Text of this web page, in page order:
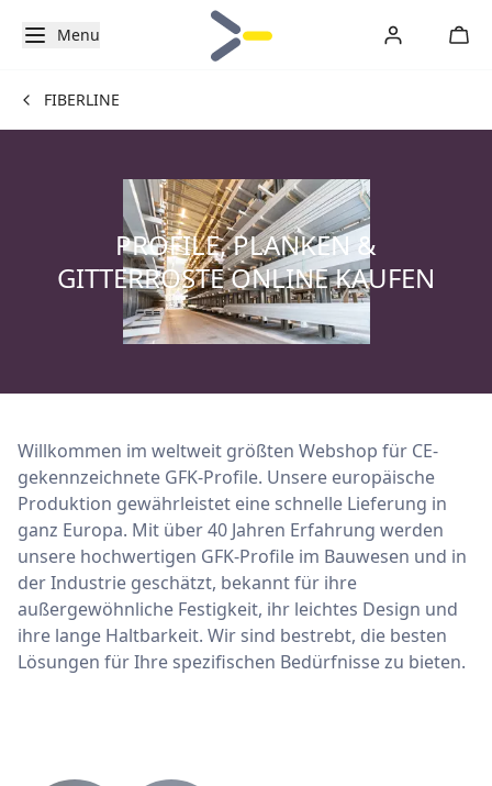
Menu
FIBERLINE
PROFILE, PLANKEN &
GITTERROSTE ONLINE KAUFEN
Willkommen im weltweit größten Webshop für CE-
gekennzeichnete GFK-Profile. Unsere europäische
Produktion gewährleistet eine schnelle Lieferung in
ganz Europa. Mit über 40 Jahren Erfahrung werden
unsere hochwertigen GFK-Profile im Bauwesen und in
der Industrie geschätzt, bekannt für ihre
außergewöhnliche Festigkeit, ihr leichtes Design und
ihre lange Haltbarkeit. Wir sind bestrebt, die besten
Lösungen für Ihre spezifischen Bedürfnisse zu bieten.